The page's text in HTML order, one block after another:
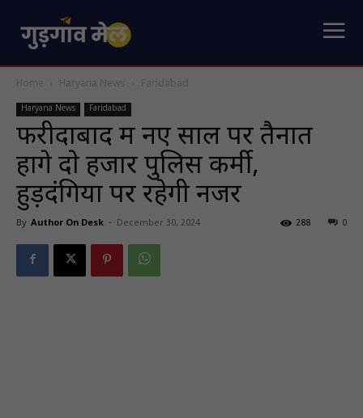
Home Haryana News Faridabad
Haryana News Faridabad
फरीदाबाद में नए साल पर तैनात
हाेंगे दाे हजार पुलिस कर्मी,
हुड़दंगियाें पर रहेगी नजर
By Author On Desk - December 30, 2024 0
288